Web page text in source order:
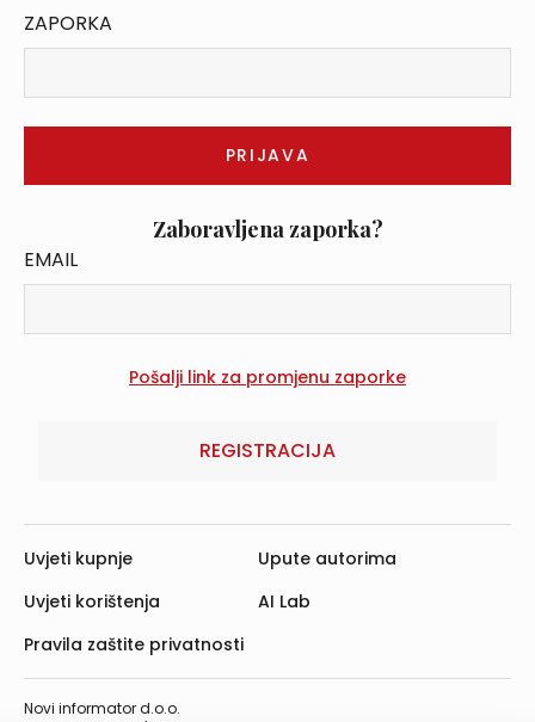
ZAPORKA
Zaboravljena zaporka?
EMAIL
REGISTRACIJA
Novi informator d.o.o.
Uvjeti kupnje
Uvjeti korištenja
Pravila zaštite privatnosti
Upute autorima
AI Lab